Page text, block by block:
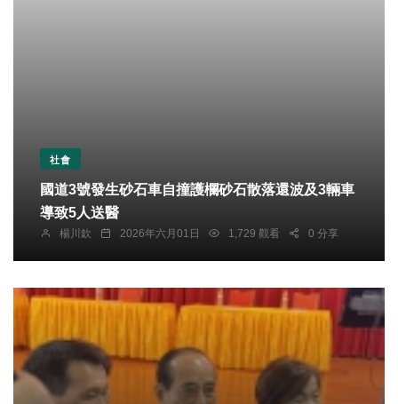
社會
國道3號發生砂石車自撞護欄砂石散落還波及3輛車
導致5人送醫
楊川欽 2026年六月01日 1,729 觀看 0 分享